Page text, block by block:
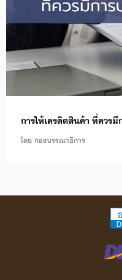
การให้เครดิตสินค้า ที่ควรมี
โดย กองบรรณาธิการ